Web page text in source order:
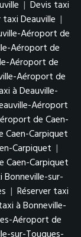
| Devis taxi
taxi Deauville |
Aéroport de
Aéroport de
Aéroport de
Aéroport de
à Deauville-
Aéroport
de Caen-
Carpiquet
Carpiquet |
Caen-Carpiquet
Bonneville-sur-
| Réserver taxi
à Bonneville-
Aéroport de